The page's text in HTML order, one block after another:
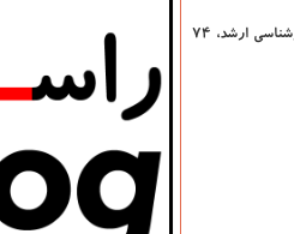
این مسئول اختتام سخنان خود اشاره كرد: هفت هزار و ۲۱۷ دانشجو در مقطع كاردانی، ۲۸ هزارو ۵۶۲ دانشجو كارشناسی، ۱۳ هزار و ۱۳۳ دانشجوی كارشناسی ارشد، ۷۴